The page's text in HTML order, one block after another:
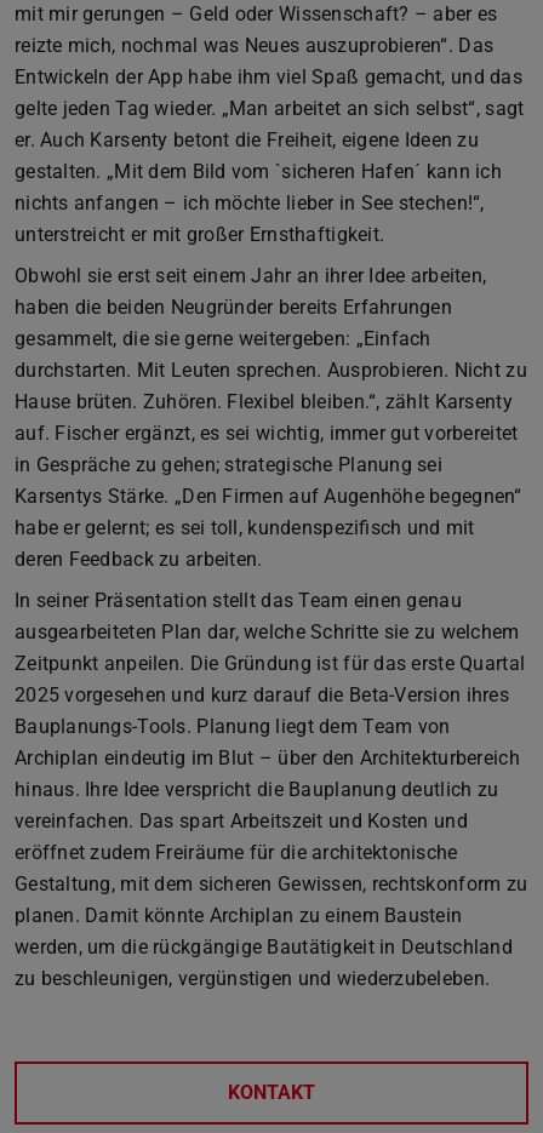
mit mir gerungen – Geld oder Wissenschaft? – aber es
reizte mich, nochmal was Neues auszuprobieren“. Das
Entwickeln der App habe ihm viel Spaß gemacht, und das
gelte jeden Tag wieder. „Man arbeitet an sich selbst“, sagt
er. Auch Karsenty betont die Freiheit, eigene Ideen zu
gestalten. „Mit dem Bild vom `sicheren Hafen´ kann ich
nichts anfangen – ich möchte lieber in See stechen!“,
unterstreicht er mit großer Ernsthaftigkeit.
Obwohl sie erst seit einem Jahr an ihrer Idee arbeiten,
haben die beiden Neugründer bereits Erfahrungen
gesammelt, die sie gerne weitergeben: „Einfach
durchstarten. Mit Leuten sprechen. Ausprobieren. Nicht zu
Hause brüten. Zuhören. Flexibel bleiben.“, zählt Karsenty
auf. Fischer ergänzt, es sei wichtig, immer gut vorbereitet
in Gespräche zu gehen; strategische Planung sei
Karsentys Stärke. „Den Firmen auf Augenhöhe begegnen“
habe er gelernt; es sei toll, kundenspezifisch und mit
deren Feedback zu arbeiten.
In seiner Präsentation stellt das Team einen genau
ausgearbeiteten Plan dar, welche Schritte sie zu welchem
Zeitpunkt anpeilen. Die Gründung ist für das erste Quartal
2025 vorgesehen und kurz darauf die Beta-Version ihres
Bauplanungs-Tools. Planung liegt dem Team von
Archiplan eindeutig im Blut – über den Architekturbereich
hinaus. Ihre Idee verspricht die Bauplanung deutlich zu
vereinfachen. Das spart Arbeitszeit und Kosten und
eröffnet zudem Freiräume für die architektonische
Gestaltung, mit dem sicheren Gewissen, rechtskonform zu
planen. Damit könnte Archiplan zu einem Baustein
werden, um die rückgängige Bautätigkeit in Deutschland
zu beschleunigen, vergünstigen und wiederzubeleben.
KONTAKT